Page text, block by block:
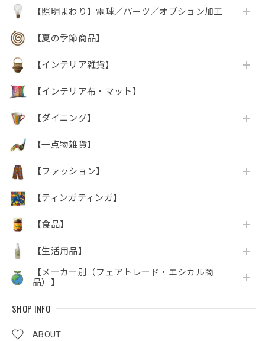
【照明まわり】電球／パーツ／オプション加工
【夏の季節商品】
【インテリア雑貨】
【インテリア布・マット】
【ダイニング】
【一点物雑貨】
【ファッション】
【ティンガティンガ】
【食品】
【生活用品】
【メーカー別（フェアトレード・エシカル商
品）】
SHOP INFO
ABOUT